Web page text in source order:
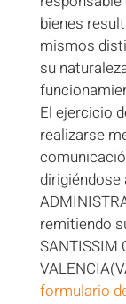
bienes
mismos
su
El ejercicio
realizarse
remitiendo
SANTISSIM
formulario